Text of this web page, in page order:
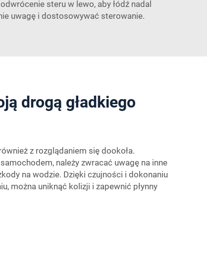
steru w lewo, aby łódź nadal
uwagę i dostosowywać sterowanie.
drogą gładkiego
z rozglądaniem się dookoła.
należy zwracać uwagę na inne
na wodzie. Dzięki czujności i dokonaniu
można uniknąć kolizji i zapewnić płynny